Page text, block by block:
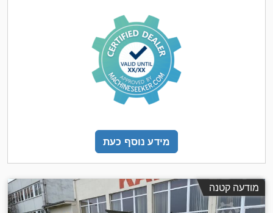
מידע נוסף כעת
מודעה קטנה